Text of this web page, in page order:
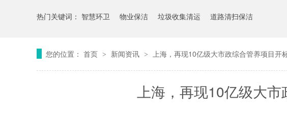
热门关键词： 智慧环卫 物业保洁 垃圾收集清运 道路清扫保洁
您的位置： 首页 > 新闻资讯 > 上海，再现10亿级大市政综合管养项目开
上海，再现10亿级大